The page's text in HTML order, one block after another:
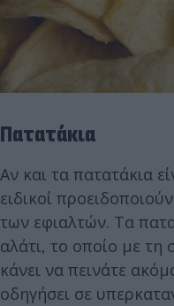
Πατατάκια
Αν και τα πατατάκια
ειδικοί
των εφιαλτών. Τα
αλάτι, το οποίο με τη
κάνει να πεινάτε
οδηγήσει σε